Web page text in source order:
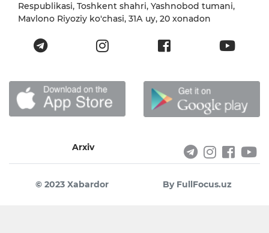
Respublikasi, Toshkent shahri, Yashnobod tumani,
Mavlono Riyoziy ko'chasi, 31А uy, 20 xonadon
Arxiv
© 2023 Xabardor By FullFocus.uz